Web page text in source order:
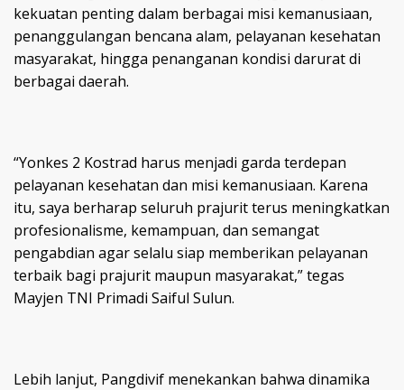
kekuatan penting dalam berbagai misi kemanusiaan,
penanggulangan bencana alam, pelayanan kesehatan
masyarakat, hingga penanganan kondisi darurat di
berbagai daerah.
“Yonkes 2 Kostrad harus menjadi garda terdepan
pelayanan kesehatan dan misi kemanusiaan. Karena
itu, saya berharap seluruh prajurit terus meningkatkan
profesionalisme, kemampuan, dan semangat
pengabdian agar selalu siap memberikan pelayanan
terbaik bagi prajurit maupun masyarakat,” tegas
Mayjen TNI Primadi Saiful Sulun.
Lebih lanjut, Pangdivif menekankan bahwa dinamika